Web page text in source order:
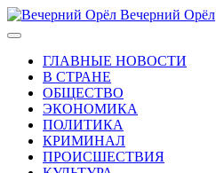
Вечерний Орёл
ГЛАВНЫЕ НОВОСТИ
В СТРАНЕ
ОБЩЕСТВО
ЭКОНОМИКА
ПОЛИТИКА
КРИМИНАЛ
ПРОИСШЕСТВИЯ